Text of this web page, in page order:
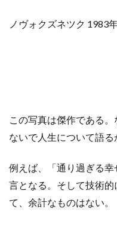
ノヴォクズネツク 1983
この写真は傑作である
ないで人生について語る
例えば、「通り過ぎる
言となる。そして技術
て、余計なものはない。